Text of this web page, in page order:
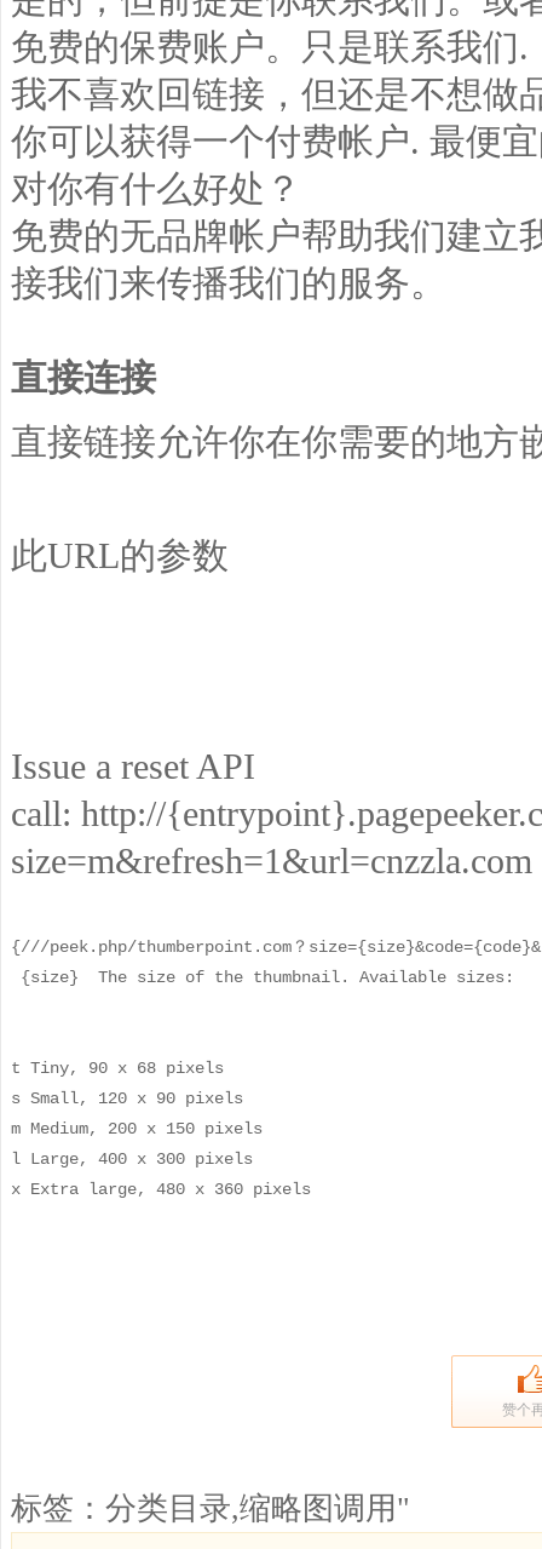
免费的保费账户。只是联系我们.
我不喜欢回链接，但还是不想做
你可以获得一个付费帐户. 最便
对你有什么好处？
免费的无品牌帐户帮助我们建立
接我们来传播我们的服务。
直接连接
直接链接允许你在你需要的地方
此URL的参数
Issue a reset API
call: http://
size=m&refresh=1&url=cnzzla.com
{///peek.php/thumberpoint.com？
{size}
The size of the thumbnail. Available sizes:
t Tiny, 90 x 68 pixels
s Small, 120 x 90 pixels
m Medium, 200 x 150 pixels
l Large, 400 x 300 pixels
x Extra large, 480 x 360 pixels
赞个
标签： 分类目录,缩略图调用"